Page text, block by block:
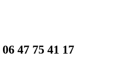
06 47 75 41 17